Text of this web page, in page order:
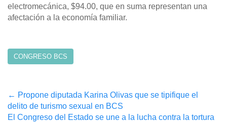
electromecánica, $94.00, que en suma representan una
afectación a la economía familiar.
CONGRESO BCS
Post
navigation
← Propone diputada Karina Olivas que se tipifique el
delito de turismo sexual en BCS
El Congreso del Estado se une a la lucha contra la tortura